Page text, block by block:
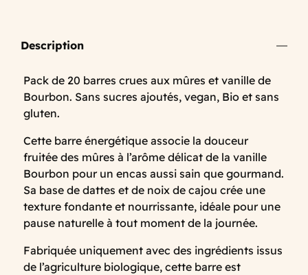
Description
Pack de 20 barres crues aux mûres et vanille de
Bourbon. Sans sucres ajoutés, vegan, Bio et sans
gluten.
Cette barre énergétique associe la douceur
fruitée des mûres à l’arôme délicat de la vanille
Bourbon pour un encas aussi sain que gourmand.
Sa base de dattes et de noix de cajou crée une
texture fondante et nourrissante, idéale pour une
pause naturelle à tout moment de la journée.
Fabriquée uniquement avec des ingrédients issus
de l’agriculture biologique, cette barre est